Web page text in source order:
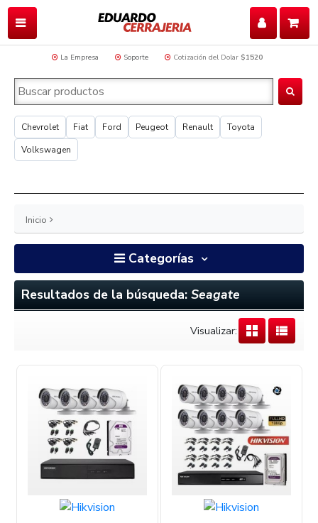
La Empresa Soporte Cotización del Dolar $1520
Chevrolet Fiat Ford Peugeot Renault
Toyota
Volkswagen
Inicio
Categorías
Resultados de la búsqueda: Seagate
Visualizar: